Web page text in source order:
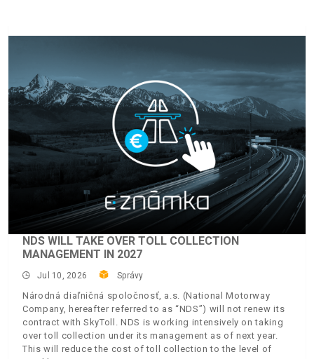
NDS WILL TAKE OVER TOLL COLLECTION
MANAGEMENT IN 2027
Jul 10, 2026 Správy
Národná diaľničná spoločnosť, a.s. (National Motorway
Company, hereafter referred to as “NDS”) will not renew its
contract with SkyToll. NDS is working intensively on taking
over toll collection under its management as of next year.
This will reduce the cost of toll collection to the level of